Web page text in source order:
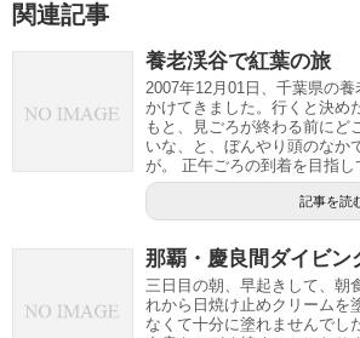
関連記事
養老渓谷で紅葉の旅
2007年12月01日、千葉県の
かけてきました。行くと決め
もと、見ごろが終わる前にど
いな、と、ぼんやり頭のなか
が。 正午ごろの到着を目指
記事を読
那覇・慶良間ダイビン
三日目の朝、早起きして、朝
れから日焼け止めクリームを
なくて十分に塗れませんでし